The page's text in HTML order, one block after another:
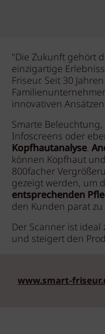
"Die Zukunft gehört
einzigartige
Friseur. Seit 30
innovativen
Smarte
Infoscreens oder
Kopfhautanalyse.
können Kopfhaut
800facher
gezeigt werden, um
entsprechenden
den Kunden parat
Der Scanner ist
und steigert den
www.smart-